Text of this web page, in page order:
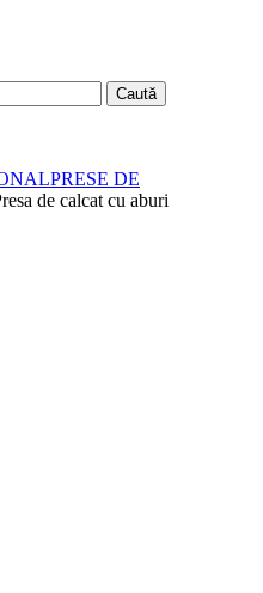
Caută
PRESE DE
de calcat cu aburi